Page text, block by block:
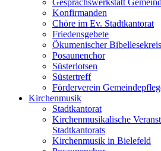
Gesprächswerkstatt
Konfirmanden
Chöre im Ev. Stadtkantorat
Friedensgebete
Ökumenischer Bibellesekreis
Posaunenchor
Süsterlotsen
Süstertreff
Förderverein
Kirchenmusik
Stadtkantorat
Kirchenmusikalische
Stadtkantorats
Kirchenmusik in Bielefeld